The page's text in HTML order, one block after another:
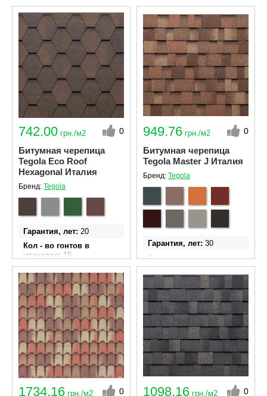
Ширина гонта 340 мм
Длина гонта
1000 мм
Площадь эффективного
покрытия одной
упаковки м²
2.32
Ширина гонта 340 мм
Длина гонта 1000 мм
Площадь эффективного
покрытия одной
упаковки м² 2.32
742.00 грн./м2 0
Битумная черепица
Tegola Eco Roof
Hexagonal Италия
Бренд: Tegola
Гарантия, лет 20
Кол - во гонтов в
упаковке
16
Ширина гонта 340 мм
Длина гонта 1000 мм
Площадь эффективного
покрытия одной
упаковки м² 2.32
949.76 грн./м2 0
Битумная черепица
Tegola Master J Италия
Бренд: Tegola
Гарантия, лет 30
Кол - во гонтов в
упаковке 14
Ширина гонта
337 мм
Длина гонта 998 мм
Площадь эффективного
покрытия одной
упаковки м² 2,0
1734.16 грн./м2 0 1098.16 грн./м2 0